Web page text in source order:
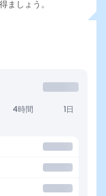
ましょう。
4時間 1日